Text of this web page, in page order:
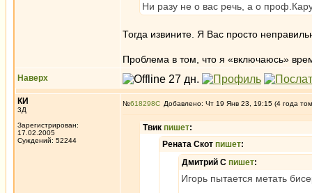
Ни разу не о вас речь, а о
Тогда извините. Я Вас просто
Проблема в том, что я «включаюсь»
Наверх
КИ
3Д
Зарегистрирован:
17.02.2005
Суждений: 52244
№618298 Добавлено: Чт 19 Янв 23, 19:15 (4 года
Твик пишет:
Рената Скот пишет:
Дмитрий С пишет:
Игорь пытается метать